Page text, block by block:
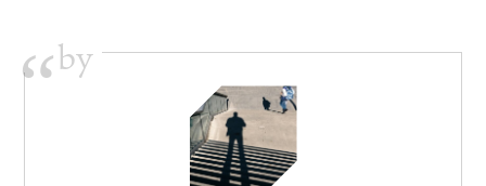
“by